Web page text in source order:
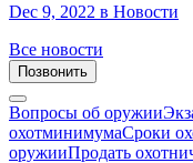
Dec 9, 2022 в Новости
Все новости
Позвонить
Вопросы об оружии
охотминимумаСроки
оружииПродать